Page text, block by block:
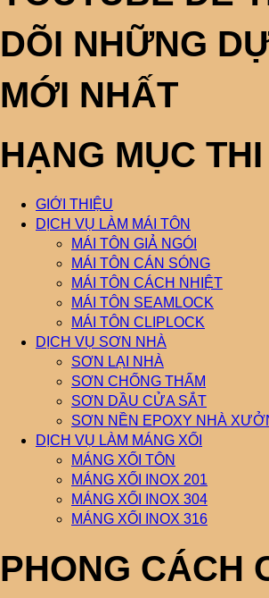
DÕI NHỮNG
MỚI NHẤT
HẠNG MỤC
GIỚI THIỆU
DỊCH VỤ LÀM MÁI TÔN
MÁI TÔN GIẢ NGÓI
MÁI TÔN CÁN SÓNG
MÁI TÔN CÁCH NHIỆT
MÁI TÔN SEAMLOCK
MÁI TÔN CLIPLOCK
DỊCH VỤ SƠN NHÀ
SƠN LẠI NHÀ
SƠN CHỐNG THẤM
SƠN DẦU CỬA SẮT
SƠN NỀN EPOXY NHÀ
DỊCH VỤ LÀM MÁNG XỐI
MÁNG XỐI TÔN
MÁNG XỐI INOX 201
MÁNG XỐI INOX 304
MÁNG XỐI INOX 316
PHONG CÁCH